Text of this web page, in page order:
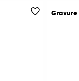
Gravure